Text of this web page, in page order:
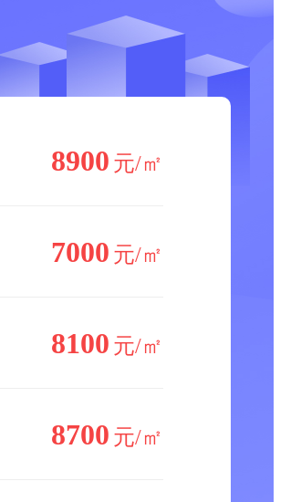
8900 元/㎡
7000 元/㎡
8100 元/㎡
8700 元/㎡